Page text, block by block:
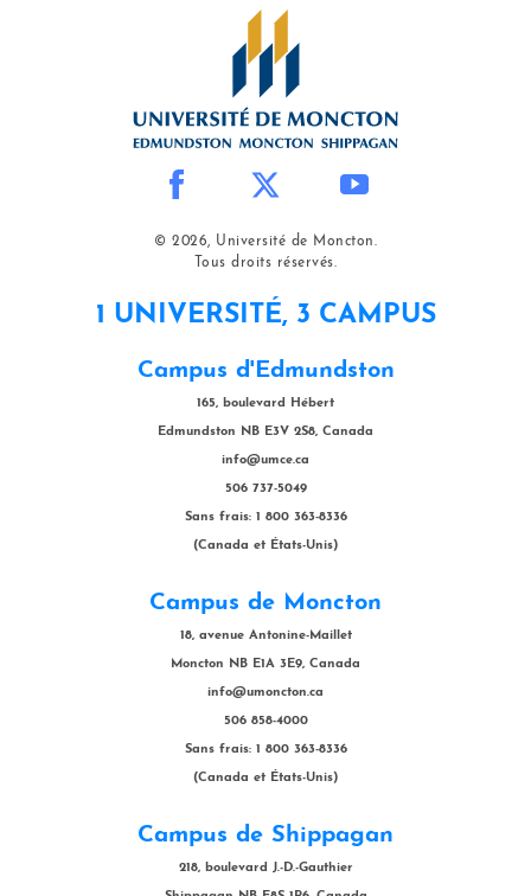
© 2026, Université de Moncton.
Tous droits réservés.
1 UNIVERSITÉ, 3 CAMPUS
Campus d'Edmundston
165, boulevard Hébert
Edmundston NB E3V 2S8, Canada
info@umce.ca
506 737-5049
Sans frais: 1 800 363-8336
(Canada et États-Unis)
Campus de Moncton
18, avenue Antonine-Maillet
Moncton NB E1A 3E9, Canada
info@umoncton.ca
506 858-4000
Sans frais: 1 800 363-8336
(Canada et États-Unis)
Campus de Shippagan
218, boulevard J.-D.-Gauthier